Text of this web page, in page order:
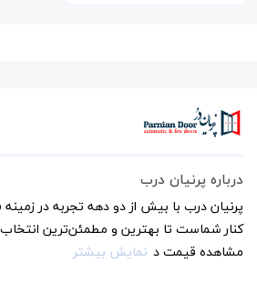
درباره پرنیان درب
پرنیان درب با بیش از دو دهه تجربه در
کنار شماست تا بهترین و مطمئن‌ترین انتخاب
مشاهده قیمت د نمایش بیشتر